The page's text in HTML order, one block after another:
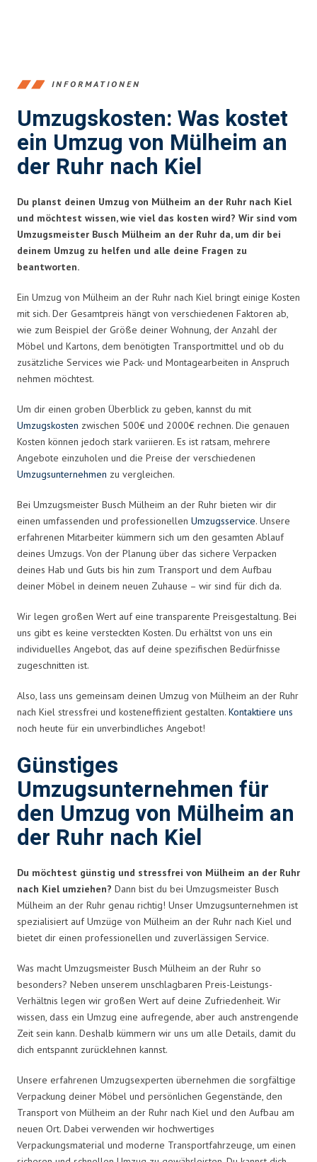
INFORMATIONEN
Umzugskosten: Was kostet
ein Umzug von Mülheim an
der Ruhr nach Kiel
Du planst deinen Umzug von Mülheim an der Ruhr nach Kiel
und möchtest wissen, wie viel das kosten wird? Wir sind vom
Umzugsmeister Busch Mülheim an der Ruhr da, um dir bei
deinem Umzug zu helfen und alle deine Fragen zu
beantworten.
Ein Umzug von Mülheim an der Ruhr nach Kiel bringt einige Kosten
mit sich. Der Gesamtpreis hängt von verschiedenen Faktoren ab,
wie zum Beispiel der Größe deiner Wohnung, der Anzahl der
Möbel und Kartons, dem benötigten Transportmittel und ob du
zusätzliche Services wie Pack- und Montagearbeiten in Anspruch
nehmen möchtest.
Um dir einen groben Überblick zu geben, kannst du mit
Umzugskosten zwischen 500€ und 2000€ rechnen. Die genauen
Kosten können jedoch stark variieren. Es ist ratsam, mehrere
Angebote einzuholen und die Preise der verschiedenen
Umzugsunternehmen zu vergleichen.
Bei Umzugsmeister Busch Mülheim an der Ruhr bieten wir dir
einen umfassenden und professionellen Umzugsservice. Unsere
erfahrenen Mitarbeiter kümmern sich um den gesamten Ablauf
deines Umzugs. Von der Planung über das sichere Verpacken
deines Hab und Guts bis hin zum Transport und dem Aufbau
deiner Möbel in deinem neuen Zuhause – wir sind für dich da.
Wir legen großen Wert auf eine transparente Preisgestaltung. Bei
uns gibt es keine versteckten Kosten. Du erhältst von uns ein
individuelles Angebot, das auf deine spezifischen Bedürfnisse
zugeschnitten ist.
Also, lass uns gemeinsam deinen Umzug von Mülheim an der Ruhr
nach Kiel stressfrei und kosteneffizient gestalten. Kontaktiere uns
noch heute für ein unverbindliches Angebot!
Günstiges
Umzugsunternehmen für
den Umzug von Mülheim an
der Ruhr nach Kiel
Du möchtest günstig und stressfrei von Mülheim an der Ruhr
nach Kiel umziehen? Dann bist du bei Umzugsmeister Busch
Mülheim an der Ruhr genau richtig! Unser Umzugsunternehmen ist
spezialisiert auf Umzüge von Mülheim an der Ruhr nach Kiel und
bietet dir einen professionellen und zuverlässigen Service.
Was macht Umzugsmeister Busch Mülheim an der Ruhr so
besonders? Neben unserem unschlagbaren Preis-Leistungs-
Verhältnis legen wir großen Wert auf deine Zufriedenheit. Wir
wissen, dass ein Umzug eine aufregende, aber auch anstrengende
Zeit sein kann. Deshalb kümmern wir uns um alle Details, damit du
dich entspannt zurücklehnen kannst.
Unsere erfahrenen Umzugsexperten übernehmen die sorgfältige
Verpackung deiner Möbel und persönlichen Gegenstände, den
Transport von Mülheim an der Ruhr nach Kiel und den Aufbau am
neuen Ort. Dabei verwenden wir hochwertiges
Verpackungsmaterial und moderne Transportfahrzeuge, um einen